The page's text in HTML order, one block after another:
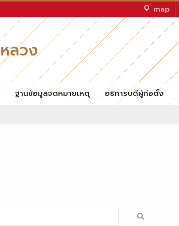
map
ฐานข้อมูลจดหมายเหตุ อธิการบดีผู้ก่อตั้ง